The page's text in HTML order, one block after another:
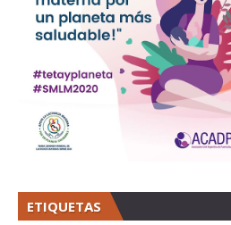
ETIQUETAS